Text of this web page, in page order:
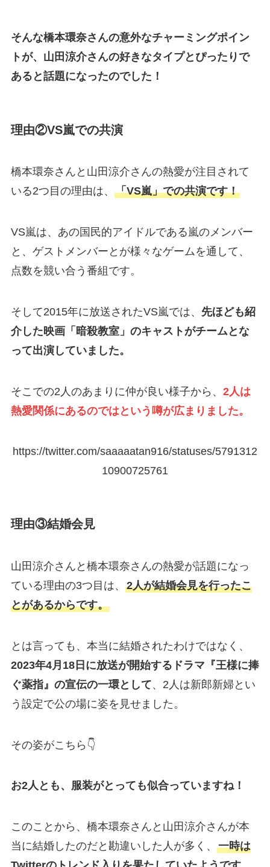
そんな橋本環奈さんの意外なチャーミングポイン
トが、山田涼介さんの好きなタイプとぴったりで
あると話題になったのでした！
理由②VS嵐での共演
橋本環奈さんと山田涼介さんの熱愛が注目されて
いる2つ目の理由は、 「VS嵐」での共演です！
VS嵐は、あの国民的アイドルである嵐のメンバー
と、ゲストメンバーとが様々なゲームを通して、
点数を競い合う番組です。
そして2015年に放送されたVS嵐では、 先ほども紹
介した映画「暗殺教室」のキャストがチームとな
って出演していました。
そこでの2人のあまりに仲が良い様子から、 2人は
熱愛関係にあるのではという噂が広まりました。
https://twitter.com/saaaaatan916/statuses/5791312
10900725761
理由③結婚会見
山田涼介さんと橋本環奈さんの熱愛が話題になっ
ている理由の3つ目は、 2人が結婚会見を行ったこ
とがあるからです。
とは言っても、本当に結婚されたわけではなく、
2023年4月18日に放送が開始するドラマ『王様に捧
ぐ薬指』の宣伝の一環として、2人は新郎新婦とい
う設定で公の場に姿を見せました。
その姿がこちら👇
お2人とも、服装がとっても似合っていますね！
このことから、橋本環奈さんと山田涼介さんが本
当に結婚したのだと勘違いした人が多く、 一時は